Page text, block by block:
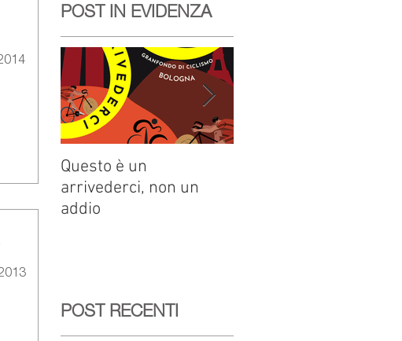
POST IN EVIDENZA
Questo è un
arrivederci, non un
addio
POST RECENTI